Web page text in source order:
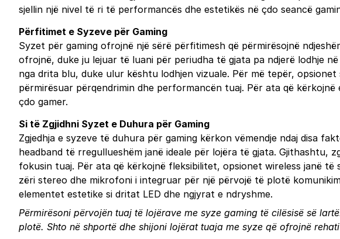
sjellin një nivel të ri të performancës dhe estetikës në çdo seancë
Përfitimet e Syzeve për Gaming
Syzet për gaming ofrojnë një sërë përfitimesh që përmirësojnë
ofrojnë, duke ju lejuar të luani për periudha të gjata pa ndjerë lodhje
nga drita blu, duke ulur kështu lodhjen vizuale. Për më tepër,
përmirësuar përqendrimin dhe performancën tuaj. Për ata që
çdo gamer.
Si të Zgjidhni Syzet e Duhura për Gaming
Zgjedhja e syzeve të duhura për gaming kërkon vëmendje ndaj disa
headband të rregullueshëm janë ideale për lojëra të gjata. Gjithashtu,
fokusin tuaj. Për ata që kërkojnë fleksibilitet, opsionet wireless janë
zëri stereo dhe mikrofoni i integruar për një përvojë të plotë
elementet estetike si dritat LED dhe ngjyrat e ndryshme.
Përmirësoni përvojën tuaj të lojërave me syze gaming të cilësisë së
plotë. Shto në shportë dhe shijoni lojërat tuaja me syze që ofrojnë